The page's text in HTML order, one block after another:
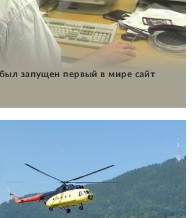
запущен первый в мире сайт